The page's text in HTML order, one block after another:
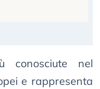
nel
e rappresenta